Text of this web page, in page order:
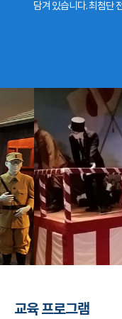
담겨 있습니다. 최첨단
교육 프로그램